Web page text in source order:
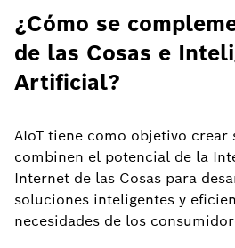
¿Cómo se
de las Cosas e
Artificial?
AIoT tiene como objetivo crear
combinen el potencial de la
Internet de las Cosas para
soluciones inteligentes y
necesidades de los